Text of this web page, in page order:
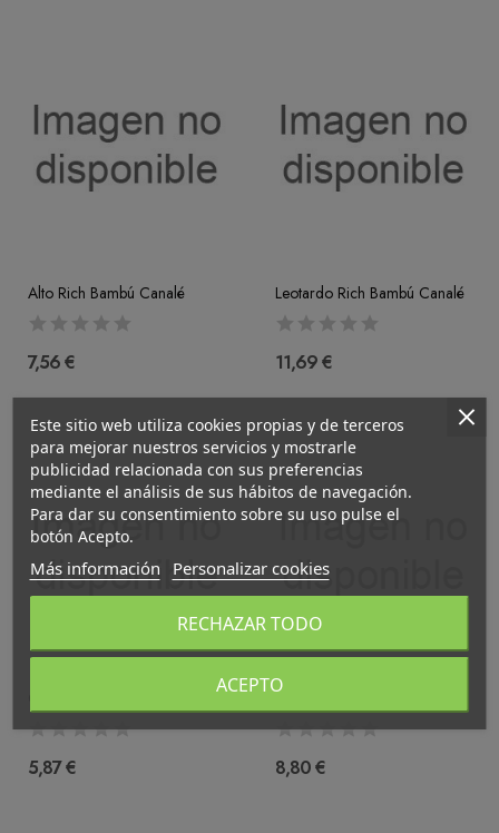
Alto Rich Bambú Canalé
7,56 €
Leotardo Rich Bambú Canalé
11,69 €
Corto Modal Canalé Invierno
5,87 €
Corto Lana Liso
8,80 €
Este sitio web utiliza cookies propias y de terceros
para mejorar nuestros servicios y mostrarle
publicidad relacionada con sus preferencias
mediante el análisis de sus hábitos de navegación.
Para dar su consentimiento sobre su uso pulse el
botón Acepto.
Más información Personalizar cookies
RECHAZAR TODO
ACEPTO